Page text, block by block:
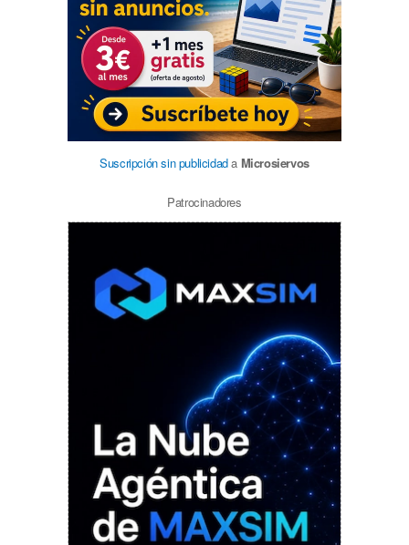
Suscripción sin publicidada Microsiervos
Patrocinadores